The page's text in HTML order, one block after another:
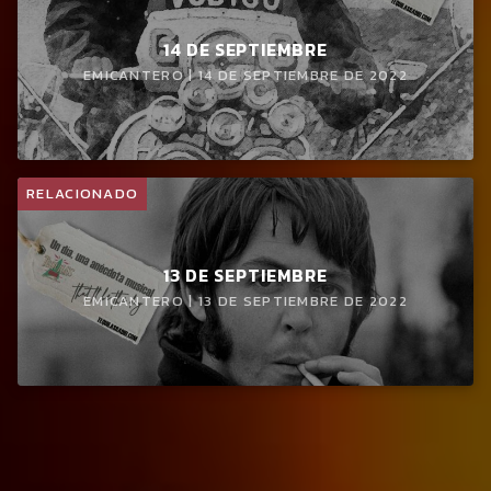
14 DE SEPTIEMBRE
EMICANTERO | 14 DE SEPTIEMBRE DE 2022
RELACIONADO
13 DE SEPTIEMBRE
EMICANTERO | 13 DE SEPTIEMBRE DE 2022